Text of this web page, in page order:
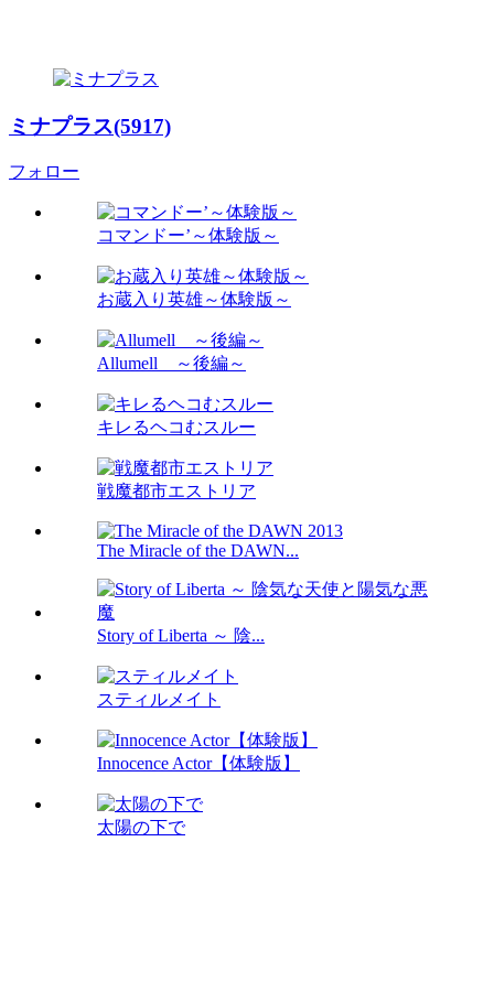
ミナプラス(5917)
フォロー
コマンドー’～体験版～
お蔵入り英雄～体験版～
Allumell ～後編～
キレるヘコむスルー
戦魔都市エストリア
The Miracle of the DAWN...
Story of Liberta ～ 陰...
スティルメイト
Innocence Actor【体験版】
太陽の下で